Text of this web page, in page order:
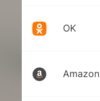
OK
Amazon